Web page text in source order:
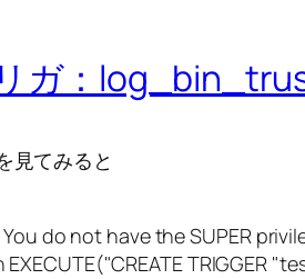
ガ：
見てみると
do not have the SUPER
TRIGGER